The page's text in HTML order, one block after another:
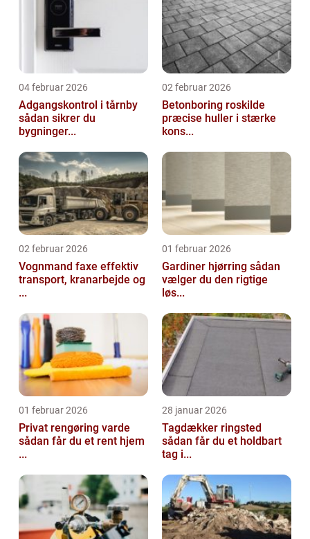
04 februar 2026
Adgangskontrol i tårnby
sådan sikrer du
bygninger...
02 februar 2026
Betonboring roskilde
præcise huller i stærke
kons...
02 februar 2026
Vognmand faxe effektiv
transport, kranarbejde og
...
01 februar 2026
Gardiner hjørring sådan
vælger du den rigtige
løs...
01 februar 2026
Privat rengøring varde
sådan får du et rent hjem
...
28 januar 2026
Tagdækker ringsted
sådan får du et holdbart
tag i...